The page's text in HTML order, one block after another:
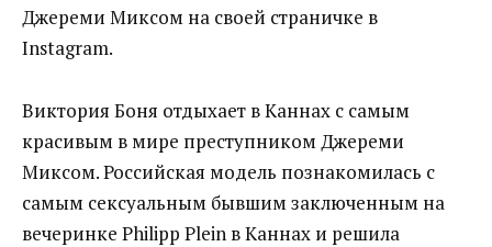
Джереми Миксом на своей страничке в
Instagram.
Виктория Боня отдыхает в Каннах с самым
красивым в мире преступником Джереми
Миксом. Российская модель познакомилась с
самым сексуальным бывшим заключенным на
вечеринке Philipp Plein в Каннах и решила